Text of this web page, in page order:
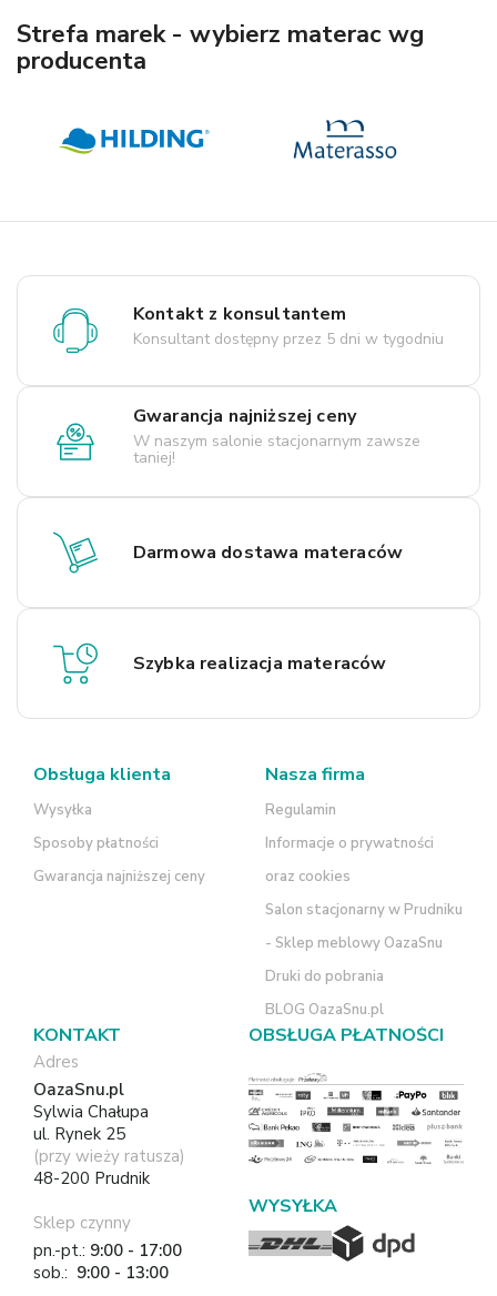
Strefa marek - wybierz materac wg
producenta
Kontakt z konsultantem
Konsultant dostępny przez 5 dni w tygodniu
Gwarancja najniższej ceny
W naszym salonie stacjonarnym zawsze
taniej!
Darmowa dostawa materaców
Szybka realizacja materaców
Obsługa klienta
Wysyłka
Sposoby płatności
Gwarancja najniższej ceny
Nasza firma
Regulamin
Informacje o prywatności
oraz cookies
Salon stacjonarny w Prudniku
- Sklep meblowy OazaSnu
Druki do pobrania
BLOG OazaSnu.pl
KONTAKT
Adres
OazaSnu.pl
Sylwia Chałupa
ul. Rynek 25
(przy wieży ratusza)
48-200 Prudnik
Sklep czynny
pn.-pt.: 9:00 - 17:00
sob.: 9:00 - 13:00
OBSŁUGA PŁATNOŚCI
WYSYŁKA